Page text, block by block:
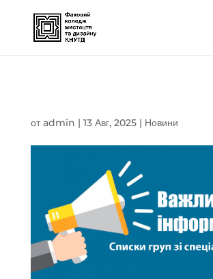
отadmin | 13 Авг, 2025| Новини